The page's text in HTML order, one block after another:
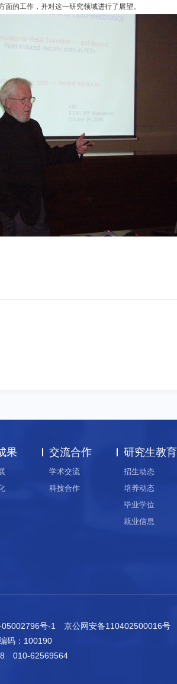
的工作，并对这一研究领域进行了展望。
果 交流合作
学术交流
科技合作
研究生教育
招生动态
培养动态
毕业学位
就业信息
号-1
京公网安备110402500016号
码：100190
010-62569564